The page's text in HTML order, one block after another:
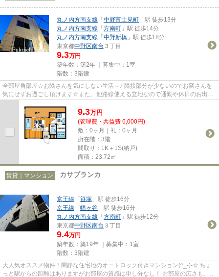
丸ノ内方南支線 「中野富士見町 」駅 徒歩13分
丸ノ内方南支線 「方南町 」駅 徒歩14分
丸ノ内方南支線 「中野新橋 」駅 徒歩18分
東京都中野区南台 ３丁目
9.3万円
築年数：築2年 ｜募集中： 1室
階数：3階建
全部屋角部屋☆お隣さんを気にしない生活～♪ 隣接部分が少ないのでお隣さんを
気にせずお過ごし頂けます☆また、他路線使える立地なので通勤や休日のお出か
けも楽ちんです(^_-)-☆
9.3万円
(管理費・共益費 6,000円)
敷：0ヶ月｜礼：0ヶ月
所在階：3階
間取り：1K＋1S(納戸)
面積：23.72㎡
賃貸｜マンション カサブランカ
京王線 「笹塚 」駅 徒歩16分
京王線 「幡ヶ谷 」駅 徒歩16分
丸ノ内方南支線 「方南町 」駅 徒歩12分
東京都中野区南台 ３丁目
9.4万円
築年数：築19年 ｜募集中： 1室
階数：3階建
大人気オススメ物件！閑静な住宅地のオートロック付きマンション(^_-)-☆ ちょ
っと駅からの距離はありますがお部屋の質感は申し分なし！ お部屋の広さも、充